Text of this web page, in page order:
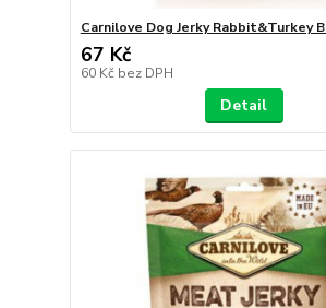
Carnilove Dog Jerky Rabbit&Turkey
67 Kč
60 Kč bez DPH
Detail